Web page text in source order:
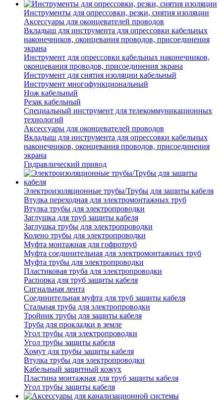
Инструменты для опрессовки, резки, снятия изоляции
Аксессуары для оконцевателей проводов
Вкладыш для инструмента для опрессовки кабельных
наконечников, оконцевания проводов, присоединения
экрана
Инструмент для опрессовки кабельных наконечников,
оконцевания проводов, присоединения экрана
Инструмент для снятия изоляции кабельный
Инструмент многофункциональный
Нож кабельный
Резак кабельный
Специальный инструмент для телекоммуникационных
технологий
Аксессуары для оконцевателей проводов
Вкладыш для инструмента для опрессовки кабельных
наконечников, оконцевания проводов, присоединения
экрана
Гидравлический привод
Электроизоляционные трубы/Трубы для защиты кабеля
Втулка переходная для электромонтажных труб
Втулка трубы для электропроводки
Заглушка для труб защиты кабеля
Заглушка трубы для электропроводки
Колено трубы для электропроводки
Муфта монтажная для гофротруб
Муфта соединительная для электромонтажных труб
Муфта трубы для электропроводки
Пластиковая труба для электропроводки
Распорка для труб защиты кабеля
Сигнальная лента
Соединительная муфта для труб защиты кабеля
Стальная труба для электропроводки
Тройник трубы для защиты кабеля
Труба для прокладки в земле
Угол трубы для электропроводки
Угол трубы защиты кабеля
Хомут для трубы защиты кабеля
Втулка трубы для электропроводки
Кабельный защитный кожух
Пластина монтажная для труб защиты кабеля
Угол трубы защиты кабеля